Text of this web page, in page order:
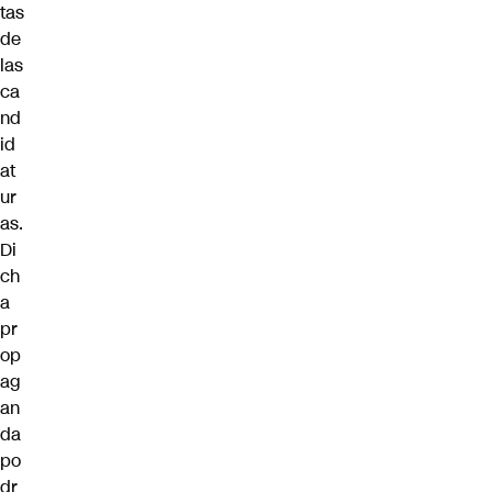
tas
de
las
ca
nd
id
at
ur
as.
Di
ch
a
pr
op
ag
an
da
po
dr